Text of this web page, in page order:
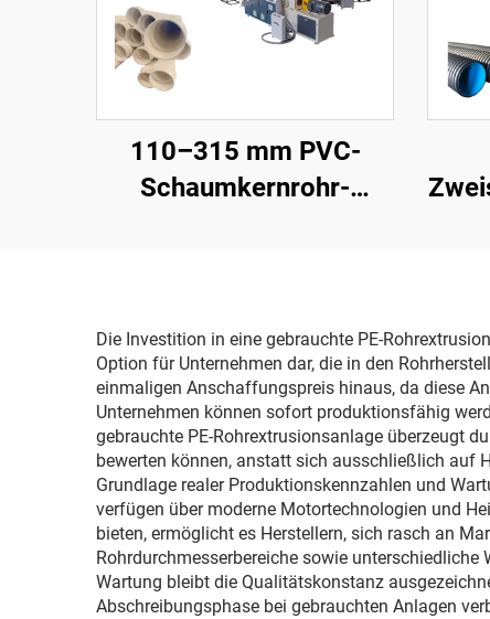
110–315 mm PVC-
Schaumkernrohr-
Die Investition in eine gebrauchte PE-
Option für Unternehmen dar, die in den
einmaligen Anschaffungspreis hinaus, da diese
Unternehmen können sofort produktionsfähig
gebrauchte PE-Rohrextrusionsanlage überzeugt
bewerten können, anstatt sich ausschließlich auf
Grundlage realer Produktionskennzahlen und
verfügen über moderne Motortechnologien und
bieten, ermöglicht es Herstellern, sich rasch an
Rohrdurchmesserbereiche sowie
Wartung bleibt die Qualitätskonstanz
Abschreibungsphase bei gebrauchten Anlagen